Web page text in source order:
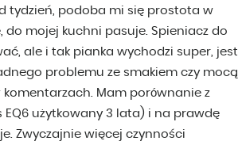
tydzień, podoba mi się prostota w
do mojej kuchni pasuje. Spieniacz do
ale i tak pianka wychodzi super, jest
problemu ze smakiem czy mocą
komentarzach. Mam porównanie z
użytkowany 3 lata) i na prawdę
Zwyczajnie więcej czynności